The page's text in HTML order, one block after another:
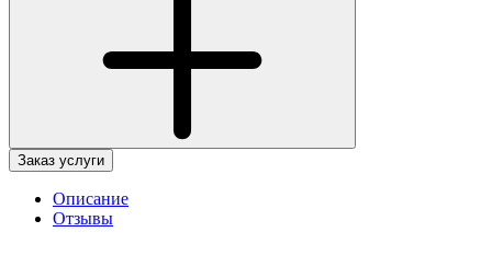
Заказ услуги
Описание
Отзывы